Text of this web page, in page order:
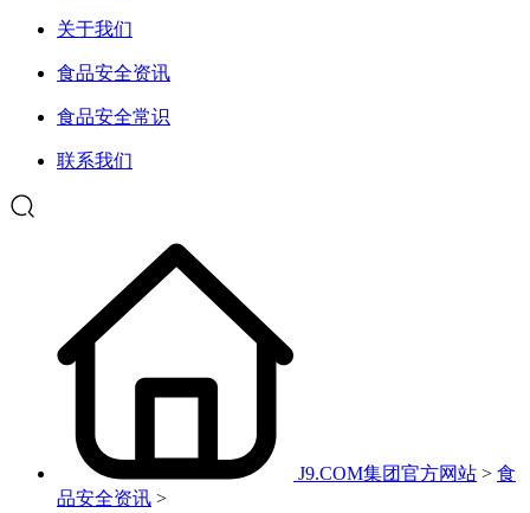
关于我们
食品安全资讯
食品安全常识
联系我们
J9.COM集团官方网站 > 食
品安全资讯 >